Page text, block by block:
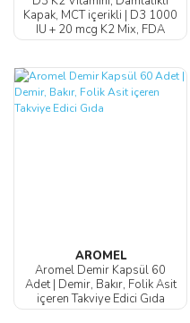
Kapak, MCT içerikli | D3 1000
IU + 20 mcg K2 Mix, FDA
AROMEL
Aromel Demir Kapsül 60
Adet | Demir, Bakır, Folik Asit
içeren Takviye Edici Gıda